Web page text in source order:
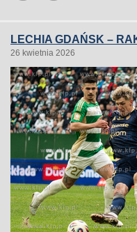
LECHIA GDAŃSK –
26 kwietnia 2026